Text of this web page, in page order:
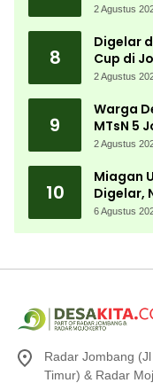
2 Agustus
8
Digelar
Cup di
2 Agustus
9
Warga
MTsN 5
2 Agustus
10
Miagan
Digelar,
Ribuan
6 Agustus
Radar Jombang
Timur) & Radar